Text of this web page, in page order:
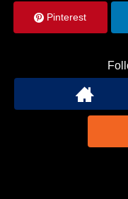
Pinterest